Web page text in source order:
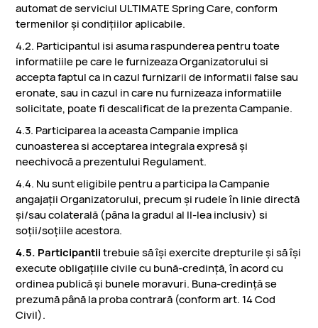
automat de serviciul ULTIMATE Spring Care, conform
termenilor și condițiilor aplicabile.
4.2. Participantul isi asuma raspunderea pentru toate
informatiile pe care le furnizeaza Organizatorului si
accepta faptul ca in cazul furnizarii de informatii false sau
eronate, sau in cazul in care nu furnizeaza informatiile
solicitate, poate fi descalificat de la prezenta Campanie.
4.3. Participarea la aceasta Campanie implica
cunoasterea si acceptarea integrala expresă şi
neechivocă a prezentului Regulament.
4.4. Nu sunt eligibile pentru a participa la Campanie
angajaţii Organizatorului, precum şi rudele în linie directă
şi/sau colaterală (pâna la gradul al II-lea inclusiv) si
soţii/soţiile acestora.
4.5. Participantii trebuie să îşi exercite drepturile şi să îşi
execute obligaţiile civile cu bună-credinţă, în acord cu
ordinea publică şi bunele moravuri. Buna-credinţă se
prezumă până la proba contrară (conform art. 14 Cod
Civil).